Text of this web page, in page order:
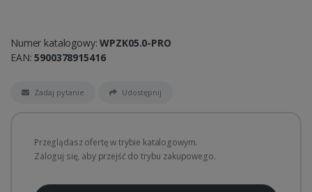
Numer katalogowy:WPZK05.0-PRO
EAN:5900378915416
Zadaj pytanie Udostępnij
Przeglądasz ofertę w trybie katalogowym.
Zaloguj się, aby przejść do trybu zakupowego.